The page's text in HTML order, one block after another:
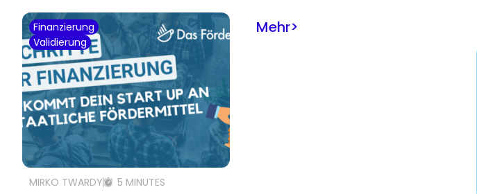
Finanzierung
Validierung
MIRKO TWARDY 5 MINUTES
Mehr>